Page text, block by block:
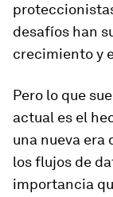
desafíos han
crecimiento y
Pero lo que
actual es el
una nueva era
los flujos de
importancia